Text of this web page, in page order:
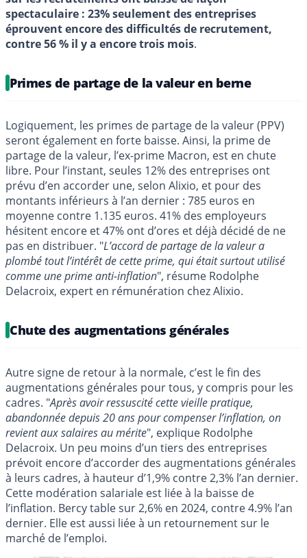
spectaculaire : 23% seulement des entreprises
éprouvent encore des difficultés de recrutement,
contre 56 % il y a encore trois mois.
Primes de partage de la valeur en berne
Logiquement, les primes de partage de la valeur (PPV)
seront également en forte baisse. Ainsi, la prime de
partage de la valeur, l’ex-prime Macron, est en chute
libre. Pour l’instant, seules 12% des entreprises ont
prévu d’en accorder une, selon Alixio, et pour des
montants inférieurs à l’an dernier : 785 euros en
moyenne contre 1.135 euros. 41% des employeurs
hésitent encore et 47% ont d’ores et déjà décidé de ne
pas en distribuer. "L’accord de partage de la valeur a
plombé tout l’intérêt de cette prime, qui était surtout utilisé
comme une prime anti-inflation", résume Rodolphe
Delacroix, expert en rémunération chez Alixio.
Chute des augmentations générales
Autre signe de retour à la normale, c’est le fin des
augmentations générales pour tous, y compris pour les
cadres. "Après avoir ressuscité cette vieille pratique,
abandonnée depuis 20 ans pour compenser l’inflation, on
revient aux salaires au mérite", explique Rodolphe
Delacroix. Un peu moins d’un tiers des entreprises
prévoit encore d’accorder des augmentations générales
à leurs cadres, à hauteur d’1,9% contre 2,3% l’an dernier.
Cette modération salariale est liée à la baisse de
l’inflation. Bercy table sur 2,6% en 2024, contre 4.9% l’an
dernier. Elle est aussi liée à un retournement sur le
marché de l’emploi.